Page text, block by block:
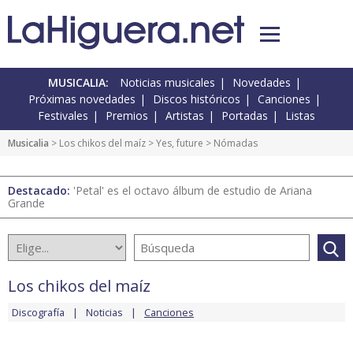
MUSICALIA: Noticias musicales
Novedades
Próximas novedades
Discos históricos
Canciones
Festivales
Premios Artistas Portadas Listas
Musicalia > Los chikos del maíz >Yes, future > Nómadas
Destacado: 'Petal' es el octavo álbum de estudio de Ariana
Grande
Los chikos del maíz
Discografía Noticias Canciones